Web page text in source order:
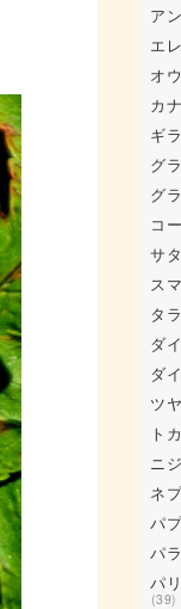
ア
エ
オ
カ
ギ
グ
グ
コ
サ
ス
タ
ダ
ダ
ツ
ト
ニ
ネ
パ
パ
パ
(39)